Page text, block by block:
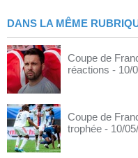
DANS LA MÊME
Coupe de
réactions - 10/
Coupe de
trophée - 10/